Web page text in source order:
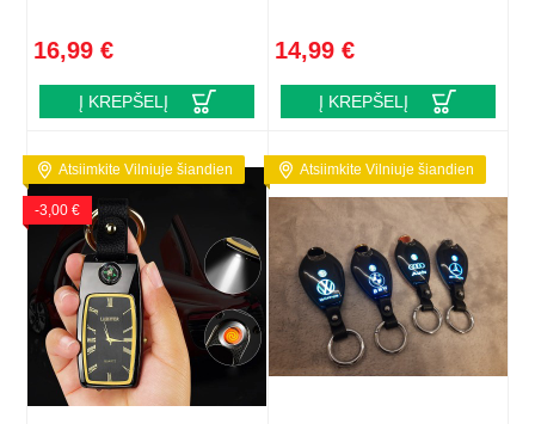
16,99 €
Į KREPŠELĮ
14,99 €
Į KREPŠELĮ
Atsiimkite Vilniuje šiandien
-3,00 €
Atsiimkite Vilniuje šiandien